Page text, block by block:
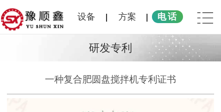
设备 方案 电话
研发专利
一种复合肥圆盘搅拌机专利证书